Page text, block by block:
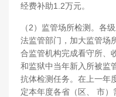
经费补助1.2万元。
（2）监管场所检测。各
法监管部门，加大监管场
合监管机构完成看守所、
和监狱中当年新入所被监
抗体检测任务。在上一年
定本年度各省（区、 市